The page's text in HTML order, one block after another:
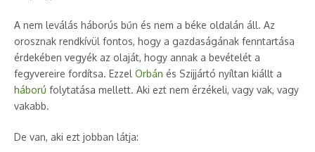
A nem leválás háborús bűn és nem a béke oldalán áll. Az
orosznak rendkívül fontos, hogy a gazdaságának fenntartása
érdekében vegyék az olaját, hogy annak a bevételét a
fegyvereire fordítsa. Ezzel Orbán és Szijjártó nyíltan kiállt a
háború folytatása mellett. Aki ezt nem érzékeli, vagy vak, vagy
vakabb.
De van, aki ezt jobban látja: